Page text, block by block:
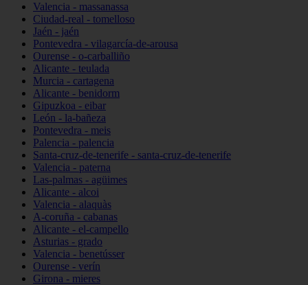
Valencia - massanassa
Ciudad-real - tomelloso
Jaén - jaén
Pontevedra - vilagarcía-de-arousa
Ourense - o-carballiño
Alicante - teulada
Murcia - cartagena
Alicante - benidorm
Gipuzkoa - eibar
León - la-bañeza
Pontevedra - meis
Palencia - palencia
Santa-cruz-de-tenerife - santa-cruz-de-tenerife
Valencia - paterna
Las-palmas - agüimes
Alicante - alcoi
Valencia - alaquàs
A-coruña - cabanas
Alicante - el-campello
Asturias - grado
Valencia - benetússer
Ourense - verín
Girona - mieres